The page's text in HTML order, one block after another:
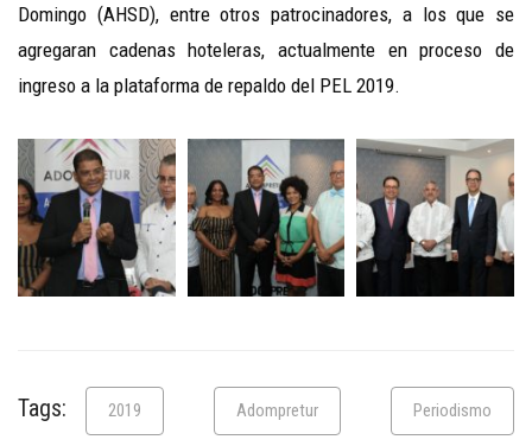
Domingo (AHSD), entre otros patrocinadores, a los que se
agregaran cadenas hoteleras, actualmente en proceso de
ingreso a la plataforma de repaldo del PEL 2019.
Tags: 2019 Adompretur Periodismo